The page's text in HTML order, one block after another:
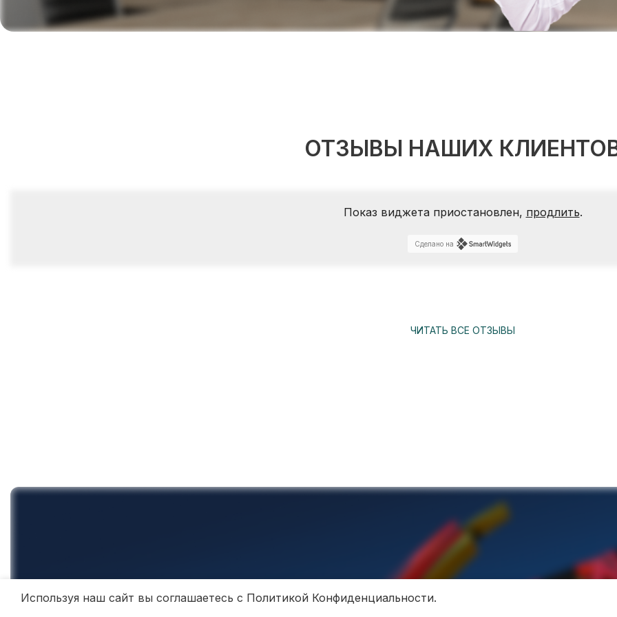
ОТЗЫВЫ НАШИХ
Показ виджета приостановлен, продлить.
Сделано на
ЧИТАТЬ ВСЕ ОТЗЫВЫ
Используя наш сайт вы соглашаетесь с Политикой Конфиденциальности.